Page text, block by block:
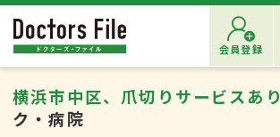
会員登録
横浜市中区、爪切りサービスあり
ク・病院